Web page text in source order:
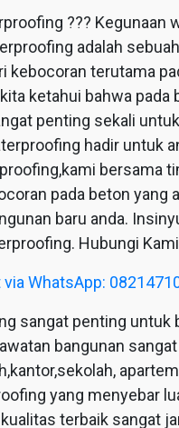
??? Kegunaan
adalah
kebocoran terutama
ketahui bahwa
penting sekali
hadir untuk
bersama
pada beton yang
baru anda.
Hubungi
via WhatsApp:
sangat penting untuk
bangunan
yang menyebar
terbaik sangat